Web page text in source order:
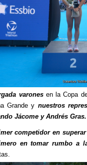
varonesen la Copa
Grande y nuestros
Jácome y Andrés Gras.
competidor en
en tomar rumbo a